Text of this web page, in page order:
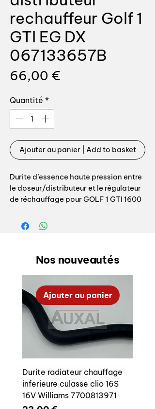
rechauffeur Golf 1
GTI EG DX
067133657B
66,00 €
Quantité *
Ajouter au panier | Add to basket
Durite d’essence haute pression entre
le doseur/distributeur et le régulateur
de réchauffage pour GOLF 1 GTI 1600
Référence origine: 067133657B
Livrée avecvis banjo + joints.
OEM warm up regulator hose for Golf 1
GTI EG or DX
OEM reference : 067133657B
Supply with bolt and seals
Nos nouveautés
Ajouter au panier
Durite radiateur chauffage
inferieure culasse clio 16S
16V Williams 7700813971